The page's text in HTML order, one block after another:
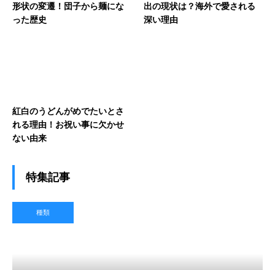
形状の変遷！団子から麺にな
った歴史
出の現状は？海外で愛される
深い理由
紅白のうどんがめでたいとさ
れる理由！お祝い事に欠かせ
ない由来
特集記事
種類